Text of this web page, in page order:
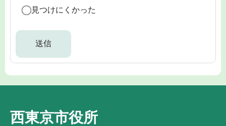
見つけにくかった
西東京市役所